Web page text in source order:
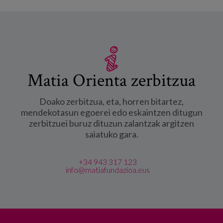
Matia Orienta zerbitzua
Doako zerbitzua, eta, horren bitartez,
mendekotasun egoerei edo eskaintzen ditugun
zerbitzuei buruz dituzun zalantzak argitzen
saiatuko gara.
+34 943 317 123
info@matiafundazioa.eus